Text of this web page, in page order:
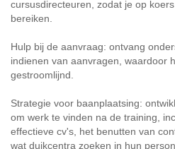
cursusdirecteuren, zodat je op
bereiken.
Hulp bij de aanvraag: ontvang
indienen van aanvragen, waardoor
gestroomlijnd.
Strategie voor baanplaatsing:
om werk te vinden na de training,
effectieve cv's, het benutten van
wat duikcentra zoeken in hun